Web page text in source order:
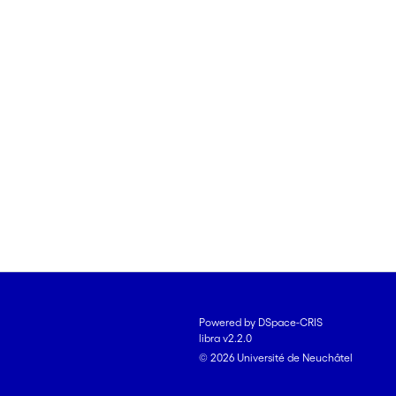
Powered by DSpace-CRIS
libra v2.2.0
© 2026 Université de Neuchâtel